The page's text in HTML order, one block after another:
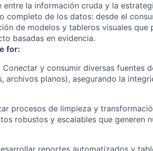
entre la información cruda y la
completo de los datos: desde el
de modelos y tableros visuales que
basadas en evidencia.
for:
Conectar y consumir diversas fuentes
archivos planos), asegurando la
procesos de limpieza y
robustos y escalables que generen
reportes automatizados y